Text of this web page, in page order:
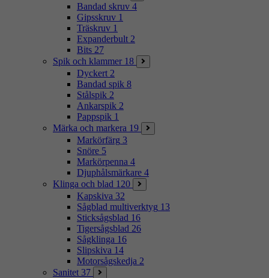
Bandad skruv 4
Gipsskruv 1
Träskruv 1
Expanderbult 2
Bits 27
Spik och klammer 18
Dyckert 2
Bandad spik 8
Stålspik 2
Ankarspik 2
Pappspik 1
Märka och markera 19
Markörfärg 3
Snöre 5
Markörpenna 4
Djuphålsmärkare 4
Klinga och blad 120
Kapskiva 32
Sågblad multiverktyg 13
Sticksågsblad 16
Tigersågsblad 26
Sågklinga 16
Slipskiva 14
Motorsågskedja 2
Sanitet 37